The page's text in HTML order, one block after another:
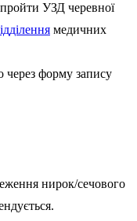
УЗД черевної
медичних
через форму запису
нирок/сечового